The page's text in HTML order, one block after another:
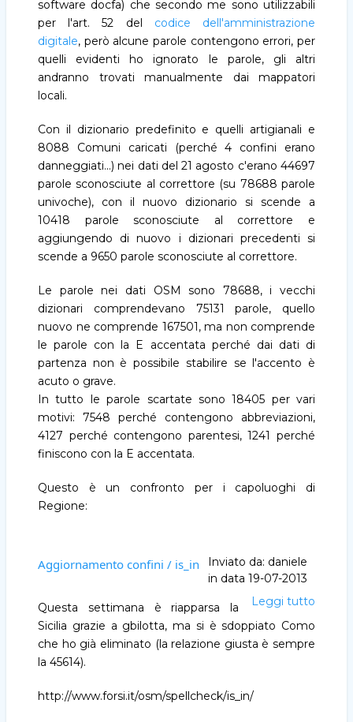
software docfa) che secondo me sono utilizzabili
per l'art. 52 del codice dell'amministrazione
digitale, però alcune parole contengono errori, per
quelli evidenti ho ignorato le parole, gli altri
andranno trovati manualmente dai mappatori
locali.
Con il dizionario predefinito e quelli artigianali e
8088 Comuni caricati (perché 4 confini erano
danneggiati...) nei dati del 21 agosto c'erano 44697
parole sconosciute al correttore (su 78688 parole
univoche), con il nuovo dizionario si scende a
10418 parole sconosciute al correttore e
aggiungendo di nuovo i dizionari precedenti si
scende a 9650 parole sconosciute al correttore.
Le parole nei dati OSM sono 78688, i vecchi
dizionari comprendevano 75131 parole, quello
nuovo ne comprende 167501, ma non comprende
le parole con la E accentata perché dai dati di
partenza non è possibile stabilire se l'accento è
acuto o grave.
In tutto le parole scartate sono 18405 per vari
motivi: 7548 perché contengono abbreviazioni,
4127 perché contengono parentesi, 1241 perché
finiscono con la E accentata.
Questo è un confronto per i capoluoghi di
Regione:
Aggiornamento confini / is_in Inviato da: daniele
in data 19-07-2013
Leggi tutto
Questa settimana è riapparsa la
Sicilia grazie a gbilotta, ma si è sdoppiato Como
che ho già eliminato (la relazione giusta è sempre
la 45614).
http://www.forsi.it/osm/spellcheck/is_in/